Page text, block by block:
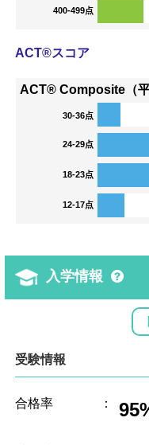
400-499点
ACT®スコア
ACT® Composite（
30-36点
24-29点
18-23点
12-17点
入学情報
受験情報
合格率 ：